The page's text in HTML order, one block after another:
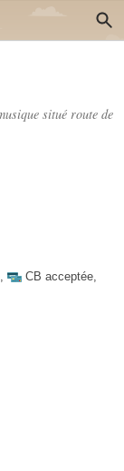
situé route de
, CB acceptée,